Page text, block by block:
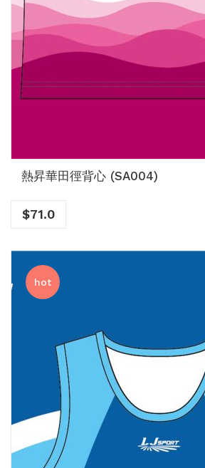
熱昇華田徑背心 (SA004)
$71.0
hot